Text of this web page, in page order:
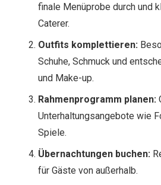
finale Menüprobe durch und
Caterer.
Outfits komplettieren:
Schuhe, Schmuck und
und Make-up.
Rahmenprogramm planen:
Unterhaltungsangebote wie
Spiele.
Übernachtungen buchen:
für Gäste von außerhalb.